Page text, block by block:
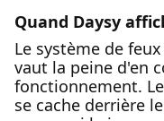
Quand Daysy
Le système de
vaut la peine d'en
fonctionnement.
se cache derrière